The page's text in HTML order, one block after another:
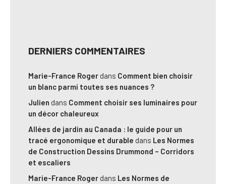
DERNIERS COMMENTAIRES
Marie-France Roger dans Comment bien choisir
un blanc parmi toutes ses nuances ?
Julien dans Comment choisir ses luminaires pour
un décor chaleureux
Allées de jardin au Canada : le guide pour un
tracé ergonomique et durable dans Les Normes
de Construction Dessins Drummond – Corridors
et escaliers
Marie-France Roger dans Les Normes de